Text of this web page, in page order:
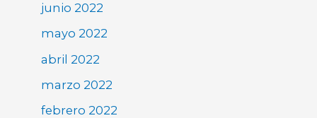
junio 2022
mayo 2022
abril 2022
marzo 2022
febrero 2022